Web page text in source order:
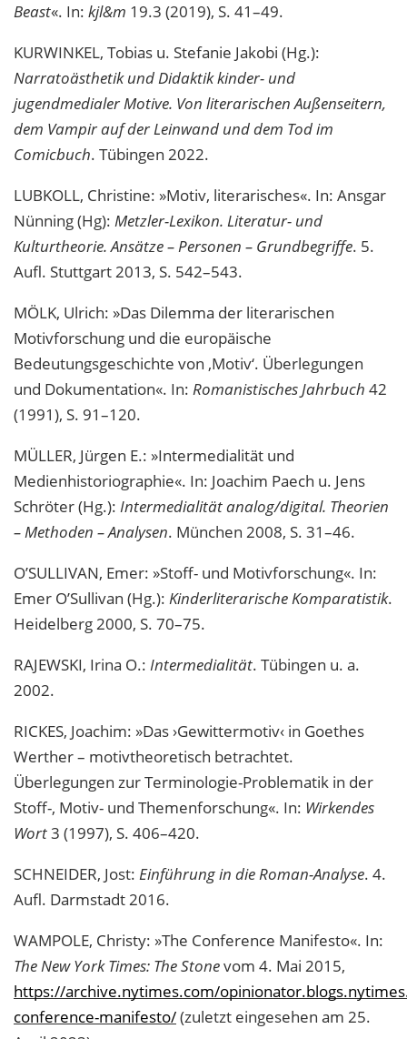
Beast«. In: kjl&m 19.3 (2019), S. 41–49.
KURWINKEL, Tobias u. Stefanie Jakobi (Hg.):
Narratoästhetik und Didaktik kinder- und
jugendmedialer Motive. Von literarischen Außenseitern,
dem Vampir auf der Leinwand und dem Tod im
Comicbuch. Tübingen 2022.
LUBKOLL, Christine: »Motiv, literarisches«. In: Ansgar
Nünning (Hg): Metzler-Lexikon. Literatur- und
Kulturtheorie. Ansätze – Personen – Grundbegriffe. 5.
Aufl. Stuttgart 2013, S. 542–543.
MÖLK, Ulrich: »Das Dilemma der literarischen
Motivforschung und die europäische
Bedeutungsgeschichte von ‚Motiv‘. Überlegungen
und Dokumentation«. In: Romanistisches Jahrbuch 42
(1991), S. 91–120.
MÜLLER, Jürgen E.: »Intermedialität und
Medienhistoriographie«. In: Joachim Paech u. Jens
Schröter (Hg.): Intermedialität analog/digital. Theorien
– Methoden – Analysen. München 2008, S. 31–46.
O’SULLIVAN, Emer: »Stoff- und Motivforschung«. In:
Emer O’Sullivan (Hg.): Kinderliterarische Komparatistik.
Heidelberg 2000, S. 70–75.
RAJEWSKI, Irina O.: Intermedialität. Tübingen u. a.
2002.
RICKES, Joachim: »Das ›Gewittermotiv‹ in Goethes
Werther – motivtheoretisch betrachtet.
Überlegungen zur Terminologie-Problematik in der
Stoff-, Motiv- und Themenforschung«. In: Wirkendes
Wort3 (1997), S. 406–420.
SCHNEIDER, Jost: Einführung in die Roman-Analyse. 4.
Aufl. Darmstadt 2016.
WAMPOLE, Christy: »The Conference Manifesto«. In:
The New York Times: The Stonevom 4. Mai 2015,
https://archive.nytimes.com/
conference-manifesto/(zuletzt eingesehen am 25.